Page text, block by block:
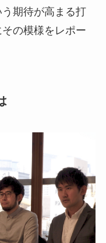
期待が高まる打
の模様をレポー